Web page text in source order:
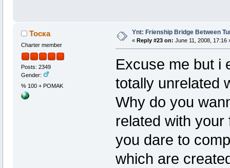
Тоска
Charter member
Posts: 2349
Gender:
% 100 + POMAK
Ynt: Frienship Bridge Between
« Reply #23 on: June 11, 2008, 17:16
Excuse me but i
totally unrelated
Why do you
related with
you dare to
which are